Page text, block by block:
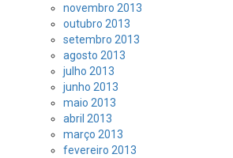
novembro 2013
outubro 2013
setembro 2013
agosto 2013
julho 2013
junho 2013
maio 2013
abril 2013
março 2013
fevereiro 2013